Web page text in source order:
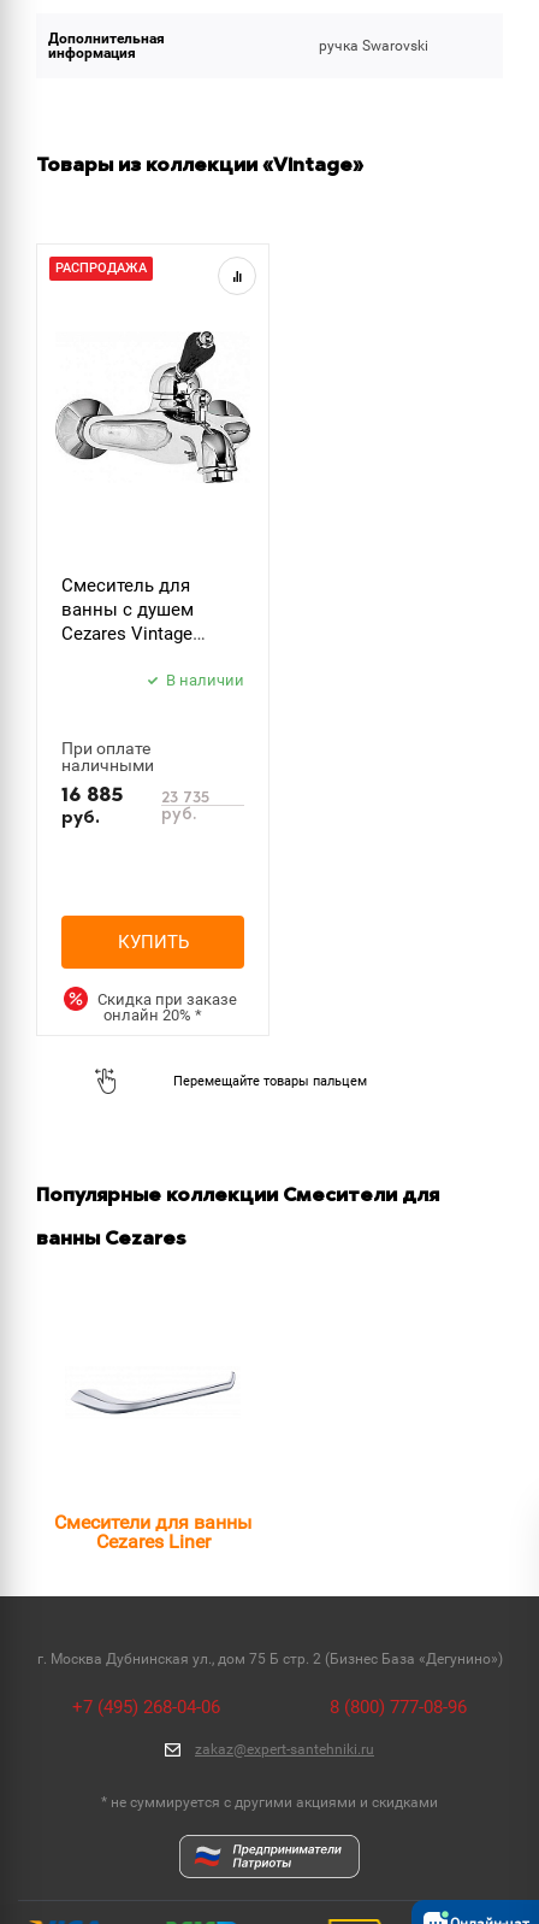
Дополнительная
информация
ручкa Swarovski
Товары из коллекции «Vintage»
РАСПРОДАЖА
Смеситель для
ванны с душем
Cezares Vintage
В наличии
При оплате
наличными
16 885
руб.
23 735
руб.
КУПИТЬ
Скидка при заказе
онлайн20%*
Популярные коллекции Смесители для
ванны Cezares
Смесители для ванны
Cezares Liner
г. Москва Дубнинская ул., дом 75 Б стр. 2 (Бизнес База «Дегунино»)
+7 (495) 268-04-06 8 (800) 777-08-96
zakaz@expert-santehniki.ru
* не суммируется с другими акциями и скидками